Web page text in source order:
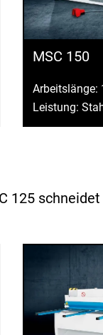
MSC 150
Arbeitslänge:
Leistung:
125